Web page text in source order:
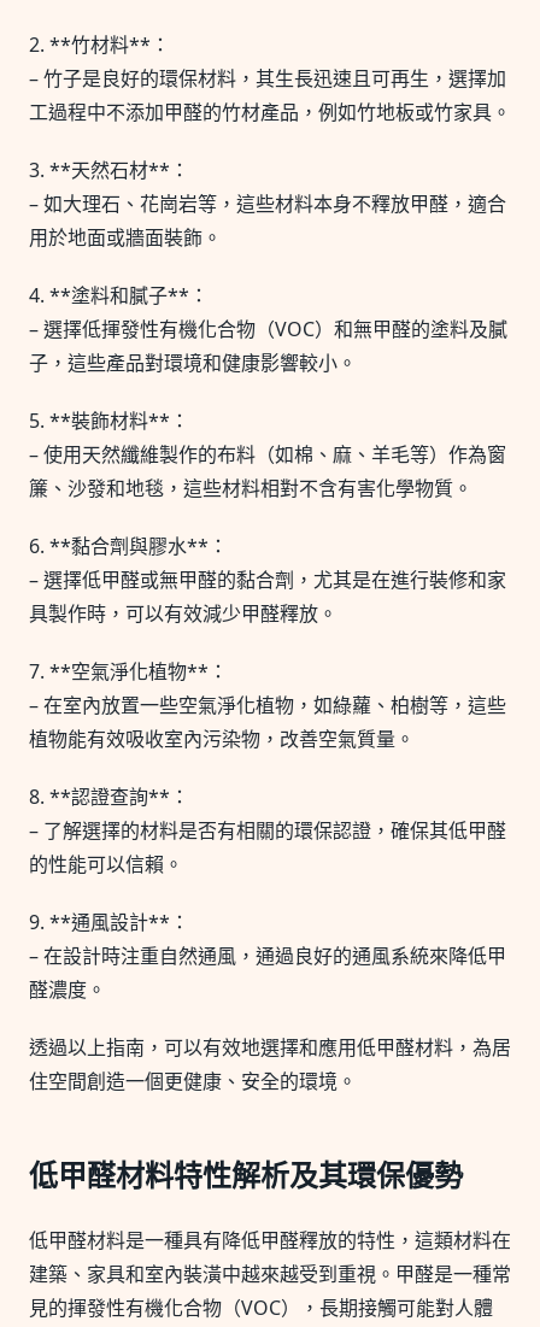
2. **竹材料**：
– 竹子是良好的環保材料，其生長迅速且可再生，選擇加
工過程中不添加甲醛的竹材產品，例如竹地板或竹家具。
3. **天然石材**：
– 如大理石、花崗岩等，這些材料本身不釋放甲醛，適合
用於地面或牆面裝飾。
4. **塗料和膩子**：
– 選擇低揮發性有機化合物（VOC）和無甲醛的塗料及膩
子，這些產品對環境和健康影響較小。
5. **裝飾材料**：
– 使用天然纖維製作的布料（如棉、麻、羊毛等）作為窗
簾、沙發和地毯，這些材料相對不含有害化學物質。
6. **黏合劑與膠水**：
– 選擇低甲醛或無甲醛的黏合劑，尤其是在進行裝修和家
具製作時，可以有效減少甲醛釋放。
7. **空氣淨化植物**：
– 在室內放置一些空氣淨化植物，如綠蘿、柏樹等，這些
植物能有效吸收室內污染物，改善空氣質量。
8. **認證查詢**：
– 了解選擇的材料是否有相關的環保認證，確保其低甲醛
的性能可以信賴。
9. **通風設計**：
– 在設計時注重自然通風，通過良好的通風系統來降低甲
醛濃度。
透過以上指南，可以有效地選擇和應用低甲醛材料，為居
住空間創造一個更健康、安全的環境。
低甲醛材料特性解析及其環保優勢
低甲醛材料是一種具有降低甲醛釋放的特性，這類材料在
建築、家具和室內裝潢中越來越受到重視。甲醛是一種常
見的揮發性有機化合物（VOC），長期接觸可能對人體